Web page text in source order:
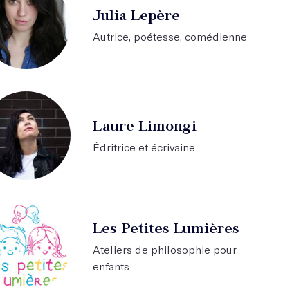
Julia Lepère
Autrice, poétesse, comédienne
Laure Limongi
Édritrice et écrivaine
Les Petites Lumières
Ateliers de philosophie pour
enfants